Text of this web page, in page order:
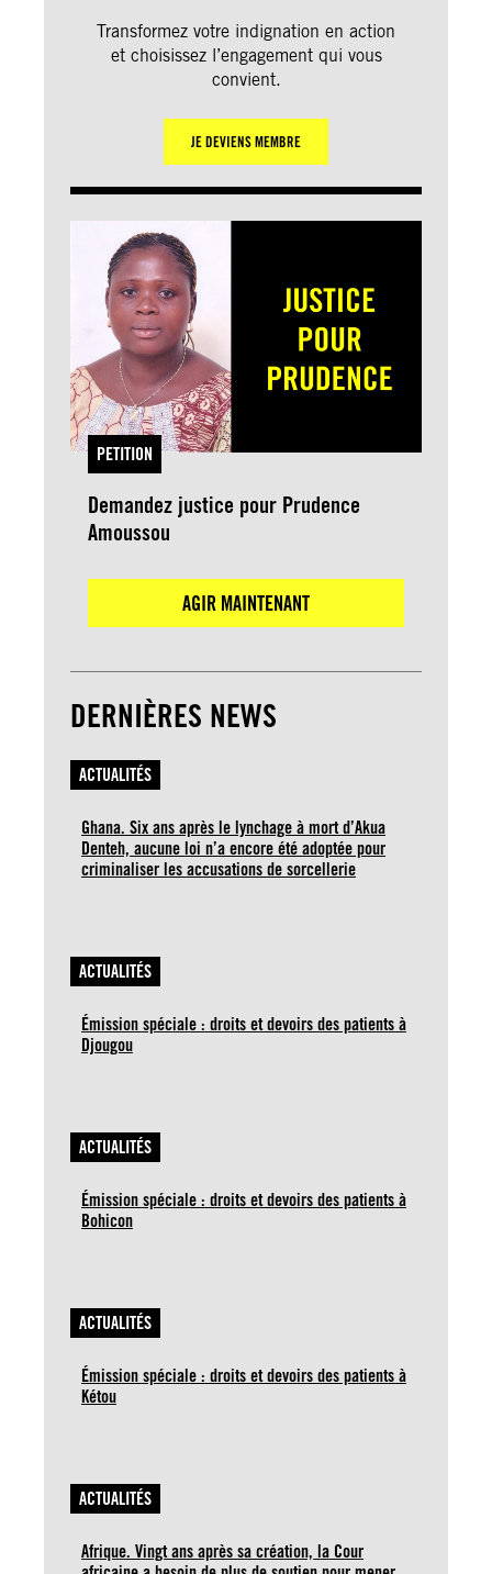
Transformez votre indignation en action
et choisissez l’engagement qui vous
convient.
JE DEVIENS MEMBRE
PETITION
Demandez justice pour Prudence
Amoussou
AGIR MAINTENANT
DERNIÈRES NEWS
ACTUALITÉS
Ghana. Six ans après le lynchage à mort d’Akua
Denteh, aucune loi n’a encore été adoptée pour
criminaliser les accusations de sorcellerie
ACTUALITÉS
Émission spéciale : droits et devoirs des patients à
Djougou
ACTUALITÉS
Émission spéciale : droits et devoirs des patients à
Bohicon
ACTUALITÉS
Émission spéciale : droits et devoirs des patients à
Kétou
ACTUALITÉS
Afrique. Vingt ans après sa création, la Cour